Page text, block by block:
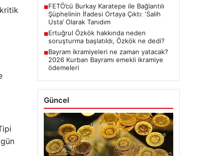
■FETÖ’cü Burkay Karatepe ile Bağlantılı
Şüphelinin İfadesi Ortaya Çıktı: ‘Salih
Usta’ Olarak Tanıdım
■Ertuğrul Özkök hakkında neden
soruşturma başlatıldı, Özkök ne dedi?
■Bayram ikramiyeleri ne zaman yatacak?
2026 Kurban Bayramı emekli ikramiye
ödemeleri
Güncel